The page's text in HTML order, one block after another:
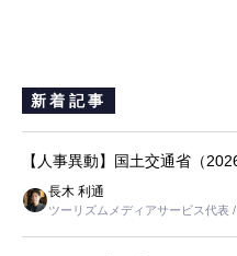
新着記事
【人事異動】国土交通省（
長木 利通
ツーリズムメディアサービス代表